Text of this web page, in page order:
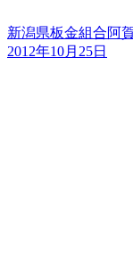
新潟県板金組合阿
2012年10月25日